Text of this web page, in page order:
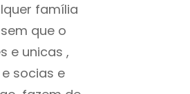
família
que o
e unicas ,
socias e